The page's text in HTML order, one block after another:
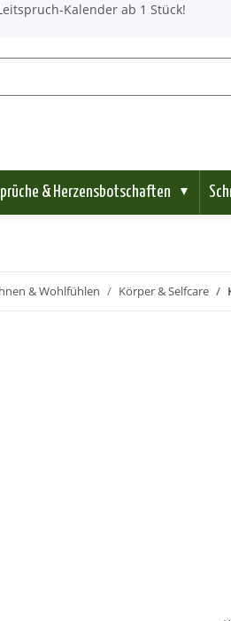
Kalender ab 1 Stück!
& Herzensbotschaften ▼
& Wohlfühlen Körper & Selfcare